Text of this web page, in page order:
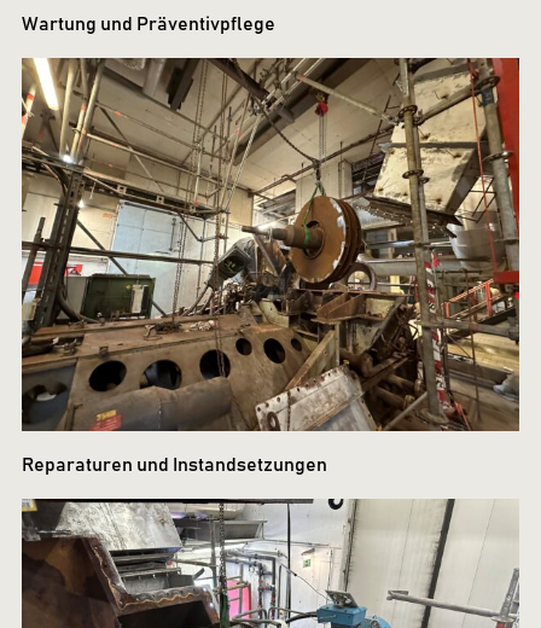
Wartung und Präventivpflege
Reparaturen und Instandsetzungen